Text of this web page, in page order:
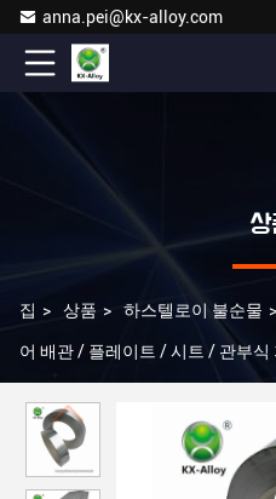
anna.pei@kx-alloy.com
집 > 상품 > 하스텔로이 불순물 >
어 배관 / 플레이트 / 시트 / 관부식